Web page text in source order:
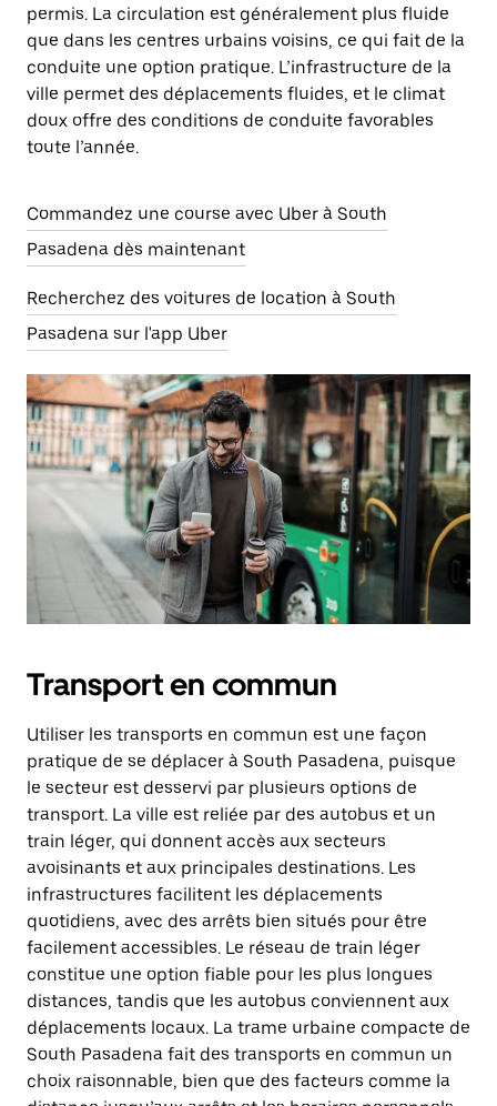
permis. La circulation est généralement plus fluide
que dans les centres urbains voisins, ce qui fait de la
conduite une option pratique. L’infrastructure de la
ville permet des déplacements fluides, et le climat
doux offre des conditions de conduite favorables
toute l’année.
Commandez une course avec Uber à South
Pasadena dès maintenant
Recherchez des voitures de location à South
Pasadena sur l'app Uber
Transport en commun
Utiliser les transports en commun est une façon
pratique de se déplacer à South Pasadena, puisque
le secteur est desservi par plusieurs options de
transport. La ville est reliée par des autobus et un
train léger, qui donnent accès aux secteurs
avoisinants et aux principales destinations. Les
infrastructures facilitent les déplacements
quotidiens, avec des arrêts bien situés pour être
facilement accessibles. Le réseau de train léger
constitue une option fiable pour les plus longues
distances, tandis que les autobus conviennent aux
déplacements locaux. La trame urbaine compacte de
South Pasadena fait des transports en commun un
choix raisonnable, bien que des facteurs comme la